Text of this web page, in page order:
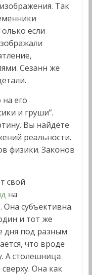
Так
если
Сезанн же
его
и груши”.
Вы найдёте
реальности.
физики. Законов
свой
на
Она субъективна.
и тот же
дня под разным
что вроде
А столешница
Она как